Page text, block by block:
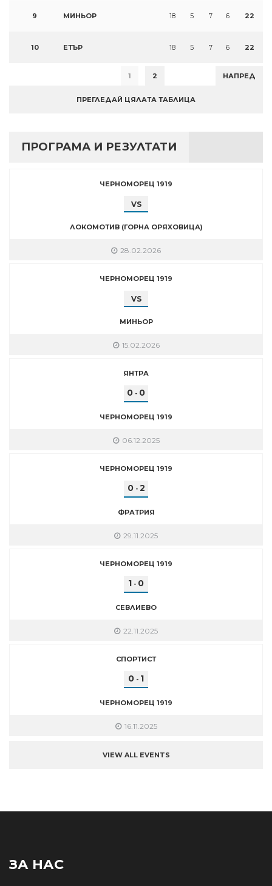
9 МИНЬОР 18 5 7 6 22
10 ЕТЪР 18 5 7 6 22
1 2 НАПРЕД
ПРЕГЛЕДАЙ ЦЯЛАТА ТАБЛИЦА
ПРОГРАМА И РЕЗУЛТАТИ
ЧЕРНОМОРЕЦ 1919
VS
ЛОКОМОТИВ (ГОРНА ОРЯХОВИЦА)
28.02.2026
ЧЕРНОМОРЕЦ 1919
VS
МИНЬОР
15.02.2026
ЯНТРА
0 - 0
ЧЕРНОМОРЕЦ 1919
06.12.2025
ЧЕРНОМОРЕЦ 1919
0- 2
ФРАТРИЯ
29.11.2025
ЧЕРНОМОРЕЦ 1919
1 - 0
СЕВЛИЕВО
22.11.2025
СПОРТИСТ
0 - 1
ЧЕРНОМОРЕЦ 1919
16.11.2025
VIEW ALL EVENTS
ЗА НАС